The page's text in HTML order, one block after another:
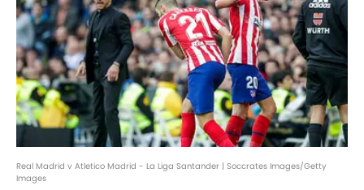
Real Madrid v Atletico Madrid - La Liga Santander | Soccrates Images/Getty
Images